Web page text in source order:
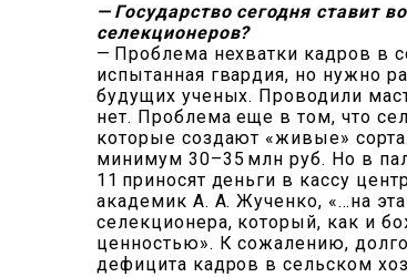
— Государство сегодня ставит
селекционеров?
— Проблема нехватки кадров в
испытанная гвардия, но нужно
будущих ученых. Проводили
нет. Проблема еще в том, что
которые создают «живые»
минимум 30–35 млн руб. Но в
11 приносят деньги в кассу
академик А. А. Жученко, «…на
селекционера, который, как и
ценностью». К сожалению,
дефицита кадров в сельском